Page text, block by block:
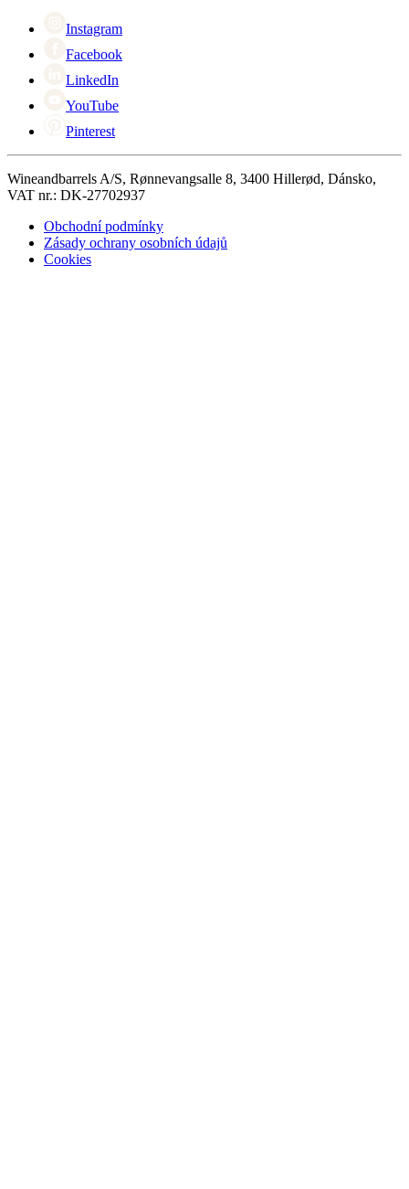
Instagram
Facebook
LinkedIn
YouTube
Pinterest
Wineandbarrels A/S, Rønnevangsalle 8, 3400 Hillerød, Dánsko,
VAT nr.: DK-27702937
Obchodní podmínky
Zásady ochrany osobních údajů
Cookies